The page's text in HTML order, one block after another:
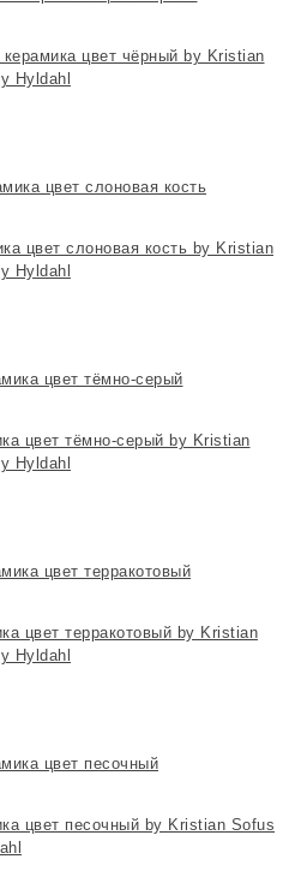
цвет чёрный by Kristian
Hyldahl
цвет слоновая кость by Kristian
Hyldahl
цвет тёмно-серый by Kristian
Hyldahl
цвет терракотовый by Kristian
Hyldahl
цвет песочный by Kristian Sofus